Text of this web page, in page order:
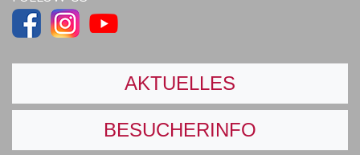
AKTUELLES
BESUCHERINFO